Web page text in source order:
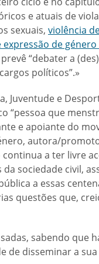
e atuais de
sexuais, violência
de
“debater a
políticos”.»
Juventude e
que
e apoiante do
autora/
a ter livre
sociedade civil,
a essas
questões que,
sabendo que
disseminar a